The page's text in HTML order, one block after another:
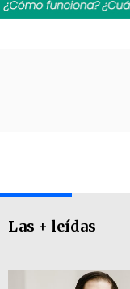
Las + leídas